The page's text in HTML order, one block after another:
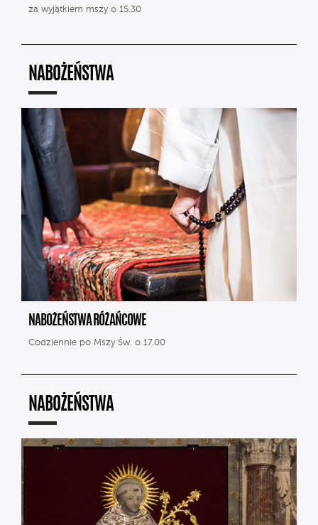
za wyjątkiem mszy o 15.30
NABOŻEŃSTWA
NABOŻEŃSTWA RÓŻAŃCOWE
Codziennie po Mszy Św. o 17.00
NABOŻEŃSTWA